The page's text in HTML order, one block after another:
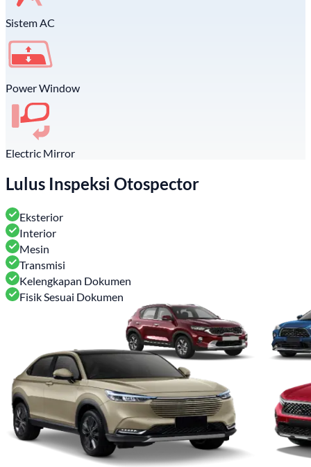
Sistem AC
Power Window
Electric Mirror
Lulus Inspeksi Otospector
Eksterior
Interior
Mesin
Transmisi
Kelengkapan Dokumen
Fisik Sesuai Dokumen